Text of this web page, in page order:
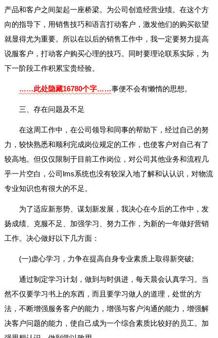
产品和客户之间架起一座桥梁。为公司创造经营业绩。在这个方
向的指导下，用销售技巧和语言打动客户，激发他们的购买欲望
就显得尤为重要。所以在以后的销售工作中，我一定要努力提高
说服客户，打动客户购买心理的技巧。同时要理论联系实际，为
下一阶段工作积累宝贵经验。
……此处隐藏16780个字……事便不会有懒惰的思想。
三、存在问题及不足
在这周工作中，在公司领导和同事的帮助下，经过自己的努
力，较快熟悉和顺利完成岗位规定的工作，也使客户对自己有了
较高地。但仅仅限制于目前工作岗位，对公司其他业务和流程几
乎一片空白，公司lms系统也没有较深入地了解和认认识，对物流
专业知识也有很大的不足。
为了适应新形势、谋划新发展，我决心在今后的工作中，发
扬成绩、克服不足、加强学习、努力工作，为新的一年做好营销
工作。决心做好以下几方面：
(一)虚心学习，力争在提高自身专业素质上取得新突破;
通过制定学习计划，做到与时俱进，每天晨会认真学习。当
然不仅要学习书上的东西，而且要学习做人的道理，处世的方
法，不断增强服务客户的能力，增强与客户沟通的能力，增强解
决客户问题的能力，使自己成为一个综合素质比较好的员工。加